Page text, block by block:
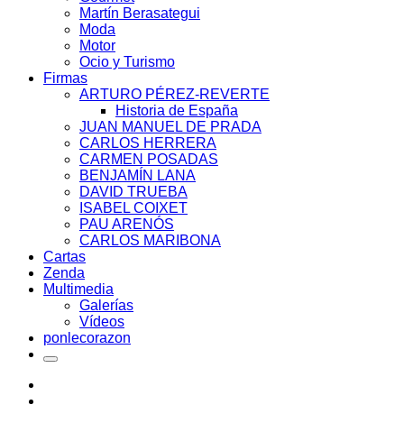
Martín Berasategui
Moda
Motor
Ocio y Turismo
Firmas
ARTURO PÉREZ-REVERTE
Historia de España
JUAN MANUEL DE PRADA
CARLOS HERRERA
CARMEN POSADAS
BENJAMÍN LANA
DAVID TRUEBA
ISABEL COIXET
PAU ARENÓS
CARLOS MARIBONA
Cartas
Zenda
Multimedia
Galerías
Vídeos
ponlecorazon